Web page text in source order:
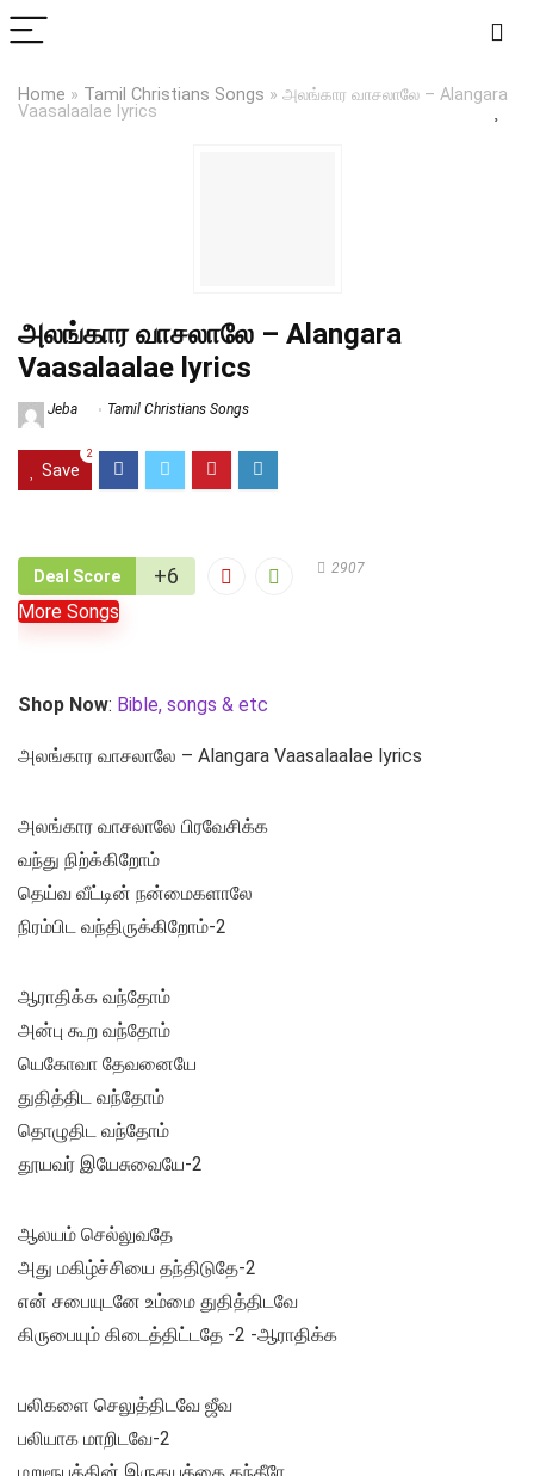
Home » Tamil Christians Songs » அலங்கார வாசலாலே – Alangara
Vaasalaalae lyrics
அலங்கார வாசலாலே – Alangara
Vaasalaalae lyrics
Jeba Tamil Christians Songs
Save
2
Deal Score +6 2907
More Songs
Shop Now: Bible, songs & etc
அலங்கார வாசலாலே – Alangara Vaasalaalae lyrics
அலங்கார வாசலாலே பிரவேசிக்க
வந்து நிற்க்கிறோம்
தெய்வ வீட்டின் நன்மைகளாலே
நிரம்பிட வந்திருக்கிறோம்-2
ஆராதிக்க வந்தோம்
அன்பு கூற வந்தோம்
யெகோவா தேவனையே
துதித்திட வந்தோம்
தொழுதிட வந்தோம்
தூயவர் இயேசுவையே-2
ஆலயம் செல்லுவதே
அது மகிழ்ச்சியை தந்திடுதே-2
என் சபையுடனே உம்மை துதித்திடவே
கிருபையும் கிடைத்திட்டதே -2 -ஆராதிக்க
பலிகளை செலுத்திடவே ஜீவ
பலியாக மாறிடவே-2
மறுரூபத்தின் இருதயத்தை தந்தீரே